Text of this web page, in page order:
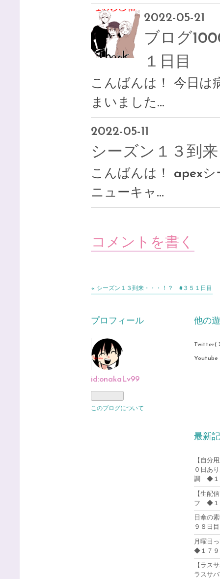
2022-05-21
ブログ
１日目
こんばんは！ 今日は
まいました…
2022-05-11
シーズン１３到
こんばんは！ apex
ニューキャ…
コメントを書く
« シーズン１３到来・・・！？ #３５１日目
プロフィール
id:onakaLv99
このブログについて
他の
Twitter(
Youtube
最新
【自分
０日あ
調 ◆１
【生配
フ ◆１
日傘の
９８日目
月曜日
◆１７９
【ラス
ラスサ